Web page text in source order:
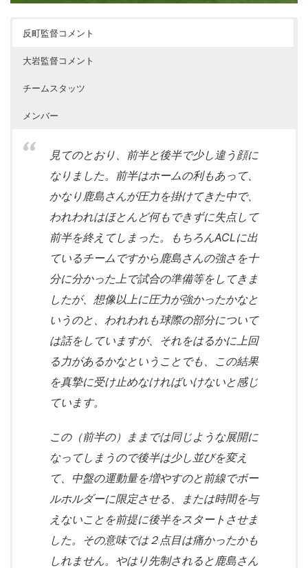
反町監督コメント
大岩監督コメント
チームスタッツ
メンバー
見てのとおり、前半と後半で少し違う顔に
なりました。前半はホームの利もあって、
かなり鹿島さんが圧力を掛けてきた中で、
われわれはほとんど何もできずに失点して
前半を終えてしまった。もちろんACLに出
ているチームですから鹿島さんの強さを十
分に分かった上で試合の準備等をしてきま
したが、想像以上に圧力が強かったかなと
いうのと、われわれも球際の部分について
は話をしていますが、それをはるかに上回
る力があるかなということでも、この結果
を真摯に受け止めなければいけないと感じ
ています。
この（前半の）ままでは同じような展開に
なってしまうので後半は少し並びを変え
て、中盤の運動量を増やすのと前線でボー
ルホルダーに限定させる、または時間を与
えないことを前提に後半をスタートさせま
した。その意味では２点目は痛かったかも
しれません。やはり先制されると鹿島さん